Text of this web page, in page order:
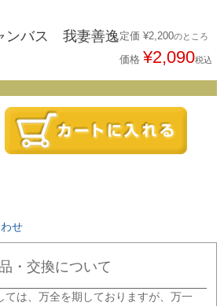
ンバス 我妻善逸定価 ¥2,200のところ
価格 ¥2,090税込
せ
・交換について
ては、万全を期しておりますが、万一